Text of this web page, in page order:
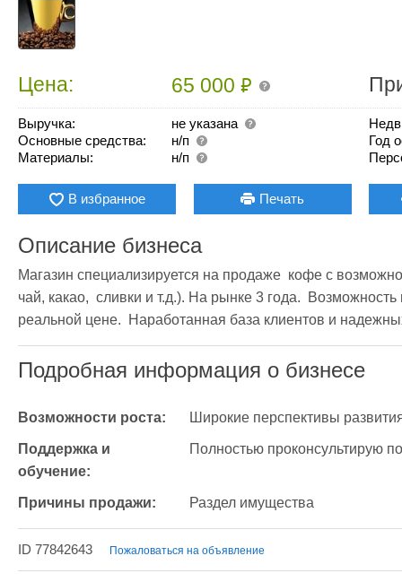
Цена: 65 000₽
Выручка:
не указана
Основные средства:
н/п
Материалы:
н/п
Год
В избранное Печать
Описание бизнеса
Магазин специализируется на продаже  кофе с
чай, какао,  сливки и т.д.). На рынке 3 года.
реальной цене.  Наработанная база клиентов и
Подробная информация о бизнесе
Возможности роста: Широкие перспективы
Поддержка и
обучение:
Полностью проконсультирую
Причины продажи: Раздел имущества
ID 77842643 Пожаловаться на объявление